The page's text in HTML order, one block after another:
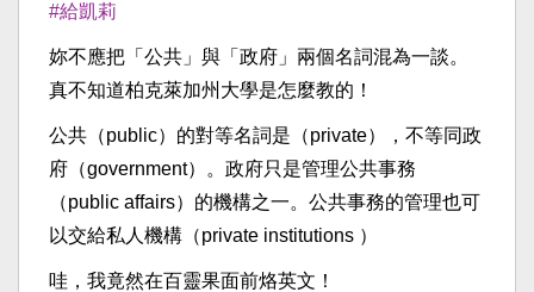
#給凱莉
妳不應把「公共」與「政府」兩個名詞混為一談。
真不知道柏克萊加州大學是怎麼教的！
公共（public）的對等名詞是（private），不等同政
府（government）。政府只是管理公共事務
（public affairs）的機構之一。公共事務的管理也可
以交給私人機構（private institutions ）
哇，我竟然在百靈果面前烙英文！